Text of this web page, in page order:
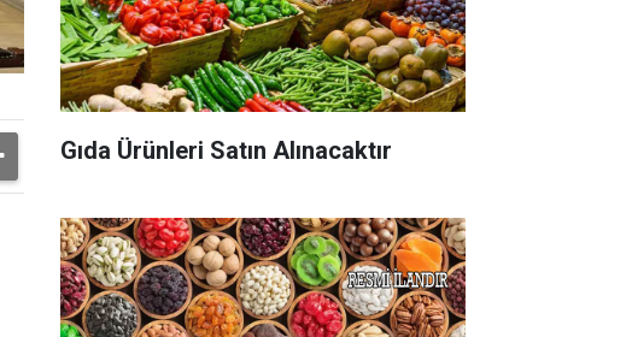
Gıda Ürünleri Satın Alınacaktır